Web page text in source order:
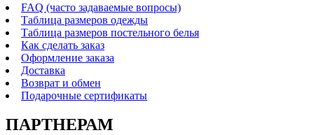
FAQ (часто задаваемые вопросы)
Таблица размеров одежды
Таблица размеров постельного белья
Как сделать заказ
Оформление заказа
Доставка
Возврат и обмен
Подарочные сертификаты
ПАРТНЕРАМ